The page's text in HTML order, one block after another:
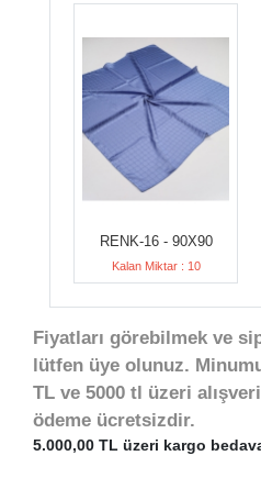
RENK-16 - 90X90
Kalan Miktar : 10
Fiyatları görebilmek ve
lütfen üye olunuz.
TL ve 5000 tl üzeri
ödeme ücretsizdir.
5.000,00 TL üzeri kargo